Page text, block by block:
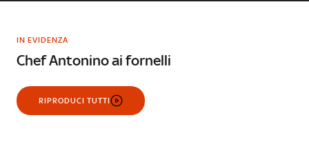
IN EVIDENZA
Chef Antonino ai fornelli
RIPRODUCI TUTTI